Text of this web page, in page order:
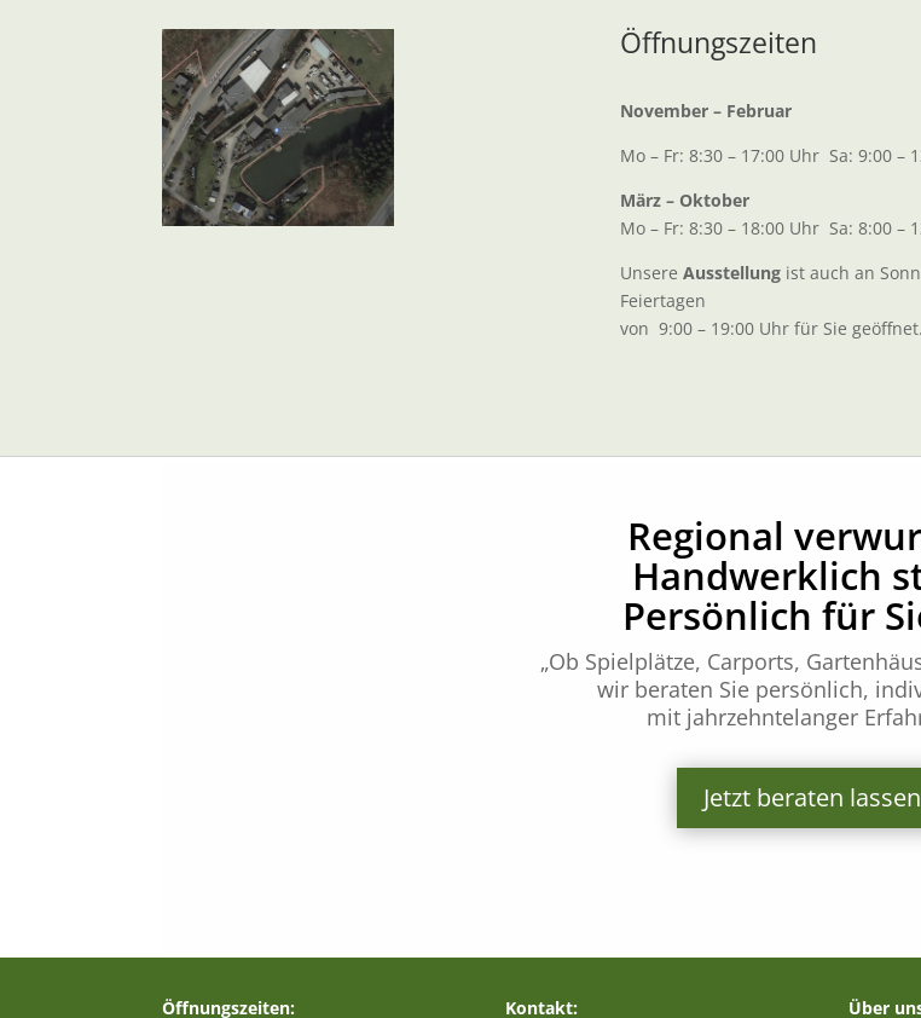
Öffnungszeiten
November – Februar
Mo – Fr: 8:30 – 17:00 Uhr Sa: 9:00 –
März – Oktober
Mo – Fr: 8:30 – 18:00 Uhr Sa: 8:00 –
Unsere Ausstellungist auch an
Feiertagen
von 9:00 – 19:00 Uhr für Sie geöffnet.
Regional
Handwerklich
Persönlich für
„Ob Spielplätze, Carports,
wir beraten Sie persönlich,
mit jahrzehntelanger
Jetzt beraten lassen
Öffnungszeiten: Kontakt: Über